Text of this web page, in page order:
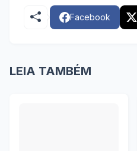
Facebook
LEIA TAMBÉM